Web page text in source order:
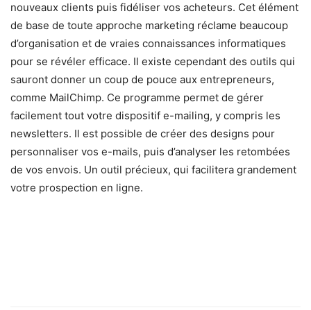
nouveaux clients puis fidéliser vos acheteurs. Cet élément
de base de toute approche marketing réclame beaucoup
d’organisation et de vraies connaissances informatiques
pour se révéler efficace. Il existe cependant des outils qui
sauront donner un coup de pouce aux entrepreneurs,
comme MailChimp. Ce programme permet de gérer
facilement tout votre dispositif e-mailing, y compris les
newsletters. Il est possible de créer des designs pour
personnaliser vos e-mails, puis d’analyser les retombées
de vos envois. Un outil précieux, qui facilitera grandement
votre prospection en ligne.